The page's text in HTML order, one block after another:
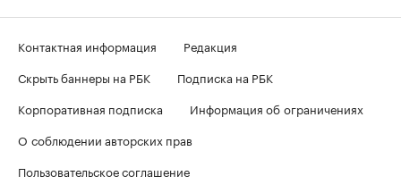
Контактная информация
Редакция
Скрыть баннеры на РБК
Подписка на РБК
Корпоративная подписка
Информация об ограничениях
О соблюдении авторских прав
Пользовательское соглашение